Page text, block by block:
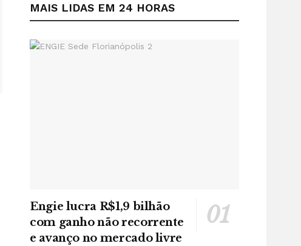
MAIS LIDAS EM 24 HORAS
Engie lucra R$1,9 bilhão
com ganho não recorrente
e avanço no mercado livre